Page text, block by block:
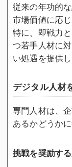
従来の年功的
市場価値に応
特に、即戦力
つ若手人材に
い処遇を提供し
デジタル人材
専門人材は、
あるかどうかに
挑戦を奨励す